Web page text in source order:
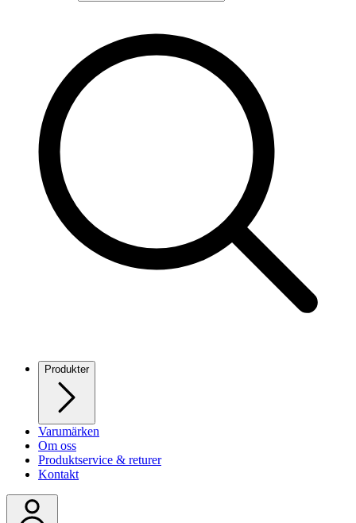
Produkter
Varumärken
Om oss
Produktservice & returer
Kontakt